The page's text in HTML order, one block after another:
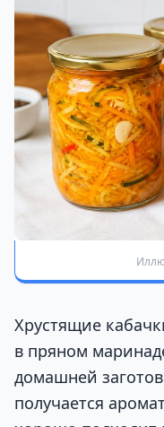
Хрустящие
в пряном
домашней
получается